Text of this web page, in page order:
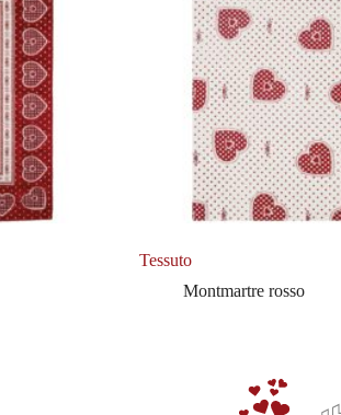
Tessuto
Montmartre rosso